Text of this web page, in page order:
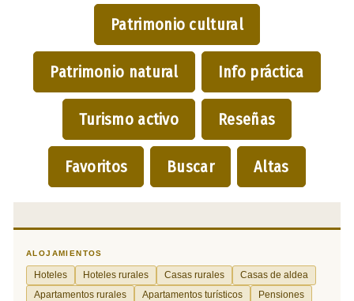
Patrimonio cultural
Patrimonio natural Info práctica
Turismo activo Reseñas
Favoritos Buscar Altas